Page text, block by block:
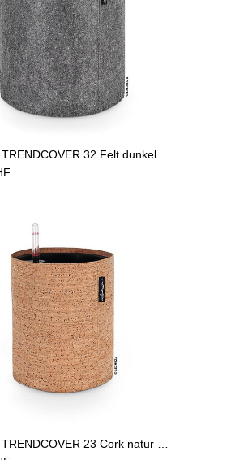
Add to Cart
Lechuza TRENDCOVER 32 Felt dunkelgrau
Add to Cart